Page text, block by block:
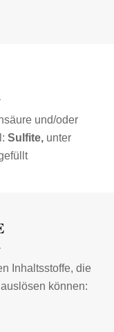
und/oder
Sulfite, unter
Inhaltsstoffe, die
können: